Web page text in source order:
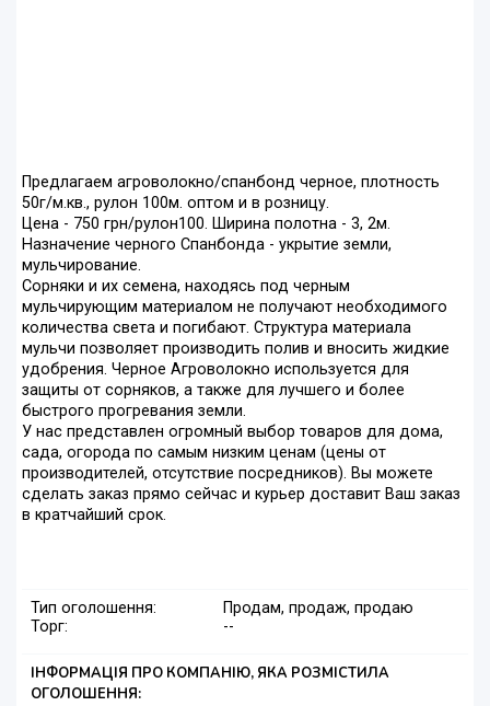
Предлагаем агроволокно/спанбонд черное, плотность
50г/м.кв., рулон 100м. оптом и в розницу.
Цена - 750 грн/рулон100. Ширина полотна - 3, 2м.
Назначение черного Спанбонда - укрытие земли,
мульчирование.
Сорняки и их семена, находясь под черным
мульчирующим материалом не получают необходимого
количества света и погибают. Структура материала
мульчи позволяет производить полив и вносить жидкие
удобрения. Черное Агроволокно используется для
защиты от сорняков, а также для лучшего и более
быстрого прогревания земли.
У нас представлен огромный выбор товаров для дома,
сада, огорода по самым низким ценам (цены от
производителей, отсутствие посредников). Вы можете
сделать заказ прямо сейчас и курьер доставит Ваш заказ
в кратчайший срок.
Тип оголошення:
Продам, продаж, продаю
Торг:
--
ІНФОРМАЦІЯ ПРО КОМПАНІЮ, ЯКА РОЗМІСТИЛА
ОГОЛОШЕННЯ: